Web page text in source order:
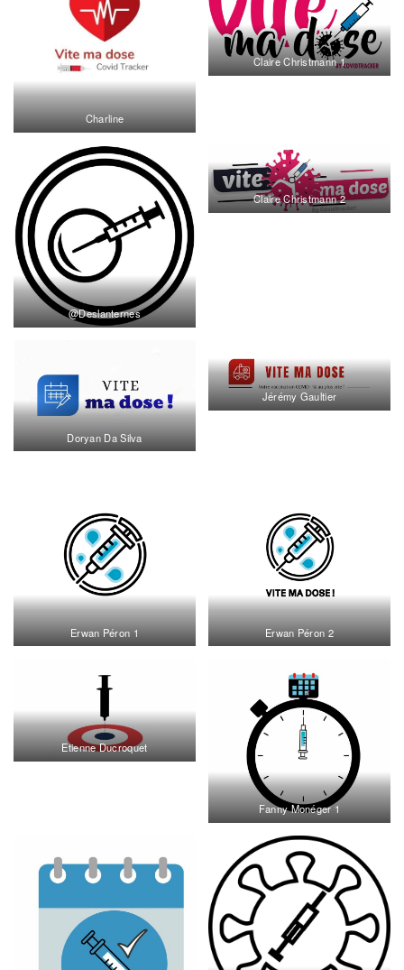
Charline
Claire Christmann 1
@Deslanternes
Claire Christmann 2
Doryan Da Silva
Jérémy Gaultier
Erwan Péron 1 Erwan Péron 2
Etienne Ducroquet
Fanny Monéger 1